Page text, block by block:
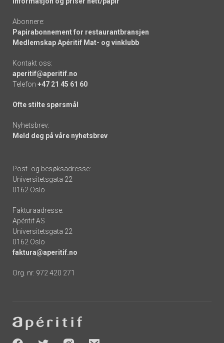
Abonnere:
Papirabonnement for restaurantbransjen
Medlemskap Apéritif Mat- og vinklubb
Kontakt oss:
aperitif@aperitif.no
Telefon +47 21 45 61 60
Ofte stilte spørsmål
Nyhetsbrev:
Meld deg på våre nyhetsbrev
Post- og besøksadresse:
Universitetsgata 22
0162 Oslo
Fakturaadresse:
Apéritif AS
Universitetsgata 22
0162 Oslo
faktura@aperitif.no
Org. nr. 972 420 271
-